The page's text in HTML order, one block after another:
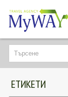
НАЙ-ТЪРСЕНИ
ДЕСТИНАЦИИ
ЕКЗОТИЧНИ ПОЧИВКИ
ЕТИКЕТИ